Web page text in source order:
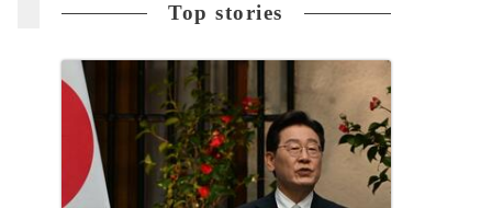
Top stories